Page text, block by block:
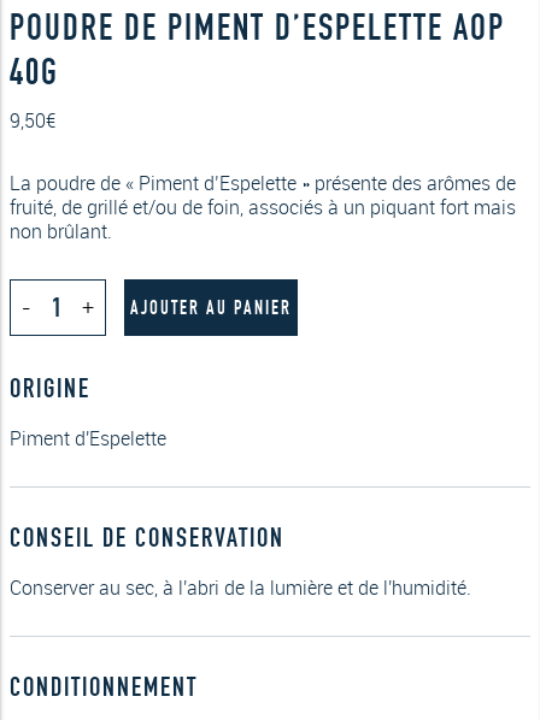
POUDRE DE PIMENT D’ESPELETTE AOP
40G
9,50€
La poudre de « Piment d’Espelette » présente des arômes de
fruité, de grillé et/ou de foin, associés à un piquant fort mais
non brûlant.
-
quantité
de
d'Espelette
AOP
+ AJOUTER AU PANIER
ORIGINE
Piment d'Espelette
CONSEIL DE CONSERVATION
Conserver au sec, à l'abri de la lumière et de l'humidité.
CONDITIONNEMENT